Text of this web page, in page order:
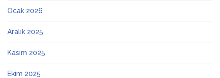
Ocak 2026
Aralık 2025
Kasım 2025
Ekim 2025